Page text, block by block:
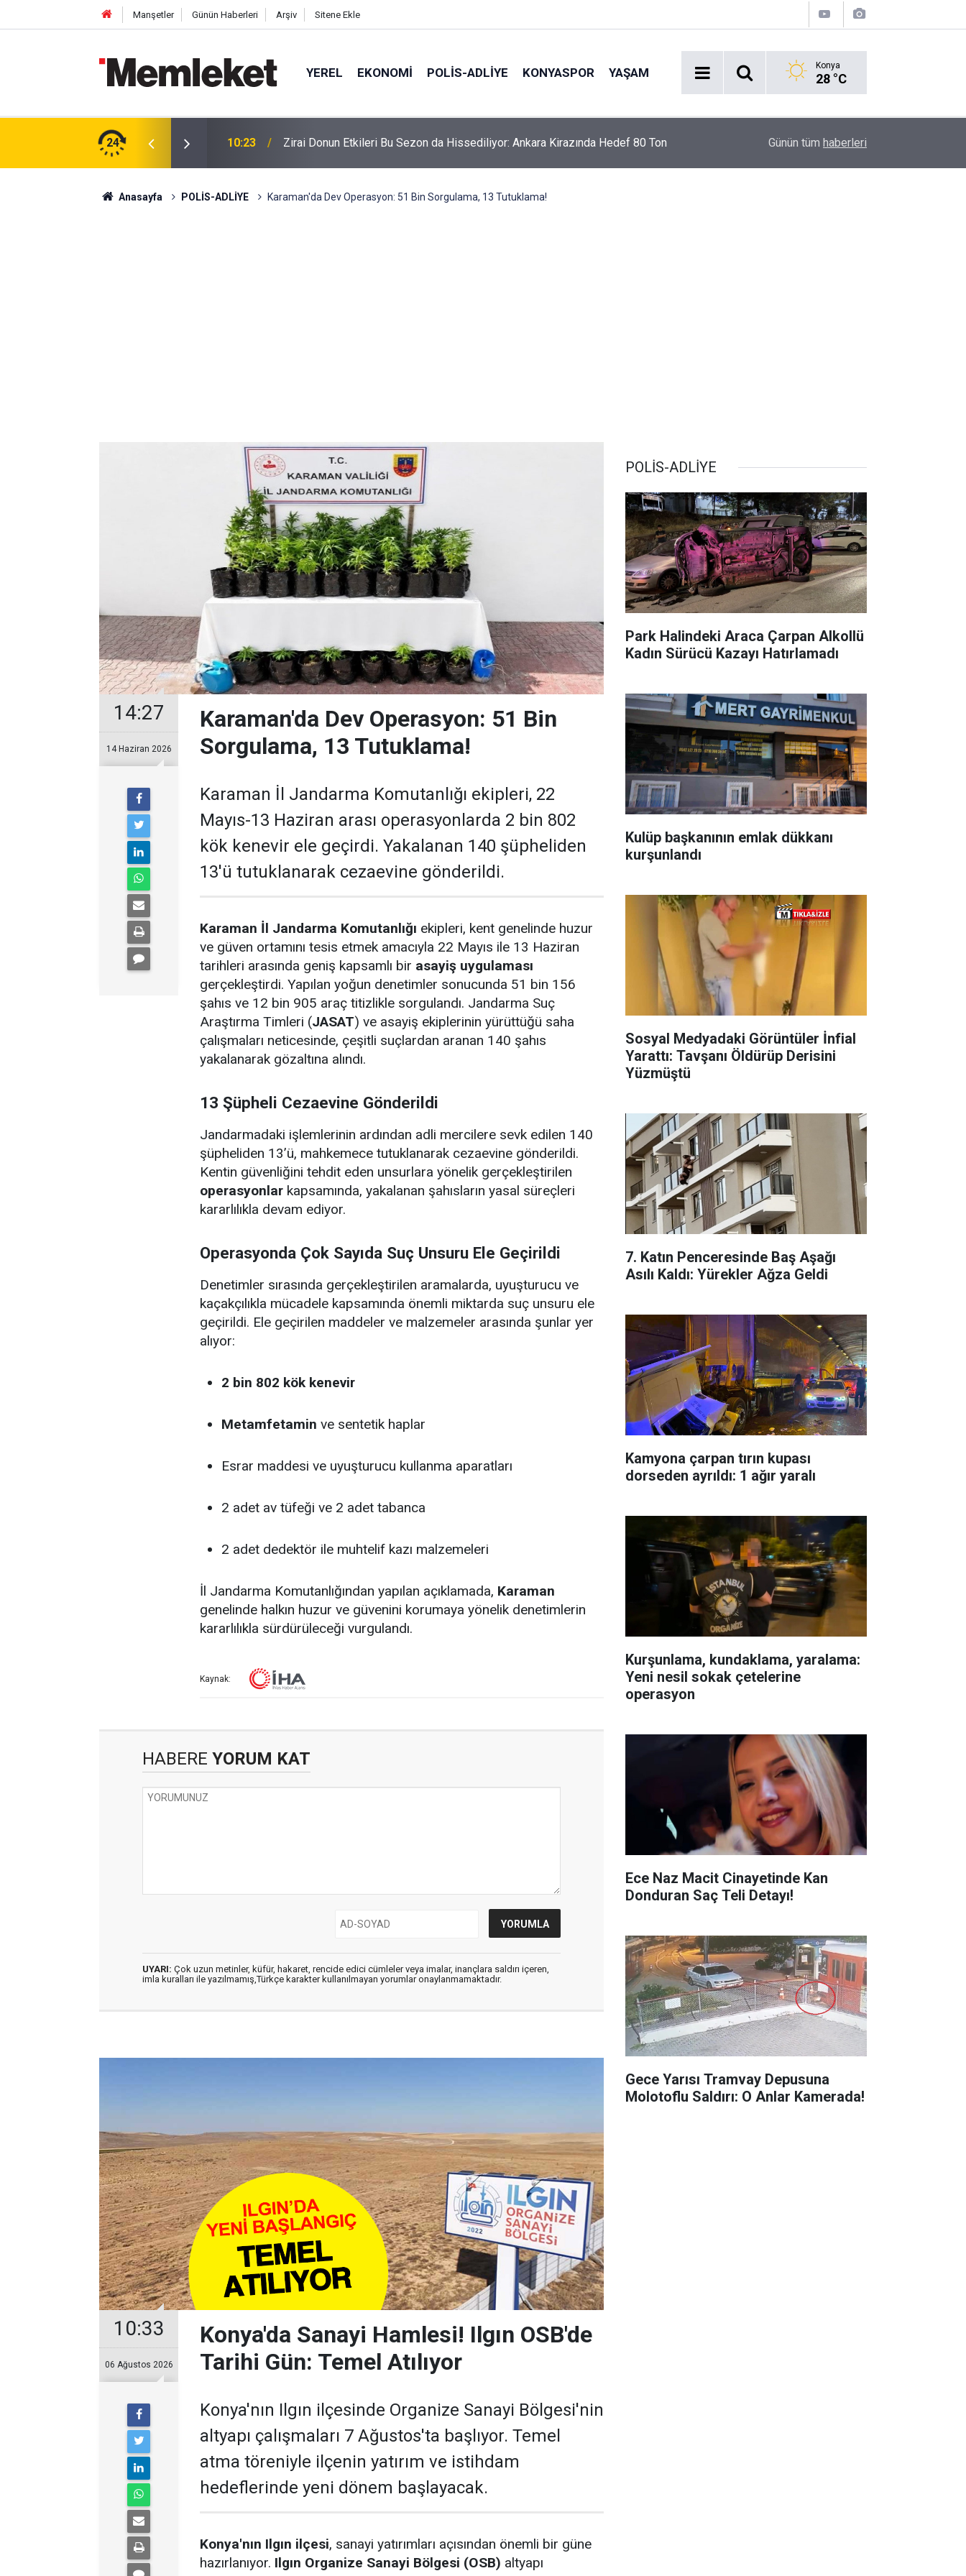
Manşetler Günün Haberleri Arşiv Sitene Ekle
YEREL EKONOMI POLİS-ADLİYE KONYASPOR YAŞAM Konya
28 °C
24
Ankara Kirazında Hedef 80 Ton 10:21 Tarihi Cihan Palas Oteli Yeniden Doğuyor Konya'da hafta sonu alarmı: Sıcaklık pik yapacak
Günün tüm haberleri
Anasayfa POLİS-ADLİYE Karaman'da Dev Operasyon: 51 Bin Sorgulama, 13 Tutuklama!
14:27
14 Haziran 2026
Karaman'da Dev Operasyon: 51 Bin
Sorgulama, 13 Tutuklama!
Karaman İl Jandarma Komutanlığı ekipleri, 22
Mayıs-13 Haziran arası operasyonlarda 2 bin 802
kök kenevir ele geçirdi. Yakalanan 140 şüpheliden
13'ü tutuklanarak cezaevine gönderildi.
Karaman İl Jandarma Komutanlığı ekipleri, kent genelinde huzur
ve güven ortamını tesis etmek amacıyla 22 Mayıs ile 13 Haziran
tarihleri arasında geniş kapsamlı bir asayiş uygulaması
gerçekleştirdi. Yapılan yoğun denetimler sonucunda 51 bin 156
şahıs ve 12 bin 905 araç titizlikle sorgulandı. Jandarma Suç
Araştırma Timleri (JASAT) ve asayiş ekiplerinin yürüttüğü saha
çalışmaları neticesinde, çeşitli suçlardan aranan 140 şahıs
yakalanarak gözaltına alındı.
13 Şüpheli Cezaevine Gönderildi
Jandarmadaki işlemlerinin ardından adli mercilere sevk edilen 140
şüpheliden 13’ü, mahkemece tutuklanarak cezaevine gönderildi.
Kentin güvenliğini tehdit eden unsurlara yönelik gerçekleştirilen
operasyonlar kapsamında, yakalanan şahısların yasal süreçleri
kararlılıkla devam ediyor.
Operasyonda Çok Sayıda Suç Unsuru Ele Geçirildi
Denetimler sırasında gerçekleştirilen aramalarda, uyuşturucu ve
kaçakçılıkla mücadele kapsamında önemli miktarda suç unsuru ele
geçirildi. Ele geçirilen maddeler ve malzemeler arasında şunlar yer
alıyor:
2 bin 802 kök kenevir
Metamfetamin ve sentetik haplar
Esrar maddesi ve uyuşturucu kullanma aparatları
2 adet av tüfeği ve 2 adet tabanca
2 adet dedektör ile muhtelif kazı malzemeleri
İl Jandarma Komutanlığından yapılan açıklamada, Karaman
genelinde halkın huzur ve güvenini korumaya yönelik denetimlerin
kararlılıkla sürdürüleceği vurgulandı.
Kaynak:
HABERE YORUM KAT
UYARI: Çok uzun metinler, küfür, hakaret, rencide edici cümleler veya imalar, inançlara saldırı içeren,
imla kuralları ile yazılmamış,Türkçe karakter kullanılmayan yorumlar onaylanmamaktadır.
10:33
06 Ağustos 2026
Konya'da Sanayi Hamlesi! Ilgın OSB'de
Tarihi Gün: Temel Atılıyor
Konya'nın Ilgın ilçesinde Organize Sanayi Bölgesi'nin
altyapı çalışmaları 7 Ağustos'ta başlıyor. Temel
atma töreniyle ilçenin yatırım ve istihdam
hedeflerinde yeni dönem başlayacak.
Konya'nın Ilgın ilçesi, sanayi yatırımları açısından önemli bir güne
hazırlanıyor. Ilgın Organize Sanayi Bölgesi (OSB) altyapı
POLİS-ADLİYE
Park Halindeki Araca Çarpan Alkollü
Kadın Sürücü Kazayı Hatırlamadı
Kulüp başkanının emlak dükkanı
kurşunlandı
Sosyal Medyadaki Görüntüler İnfial
Yarattı: Tavşanı Öldürüp Derisini
Yüzmüştü
7. Katın Penceresinde Baş Aşağı
Asılı Kaldı: Yürekler Ağza Geldi
Kamyona çarpan tırın kupası
dorseden ayrıldı: 1 ağır yaralı
Kurşunlama, kundaklama, yaralama:
Yeni nesil sokak çetelerine
operasyon
Ece Naz Macit Cinayetinde Kan
Donduran Saç Teli Detayı!
Gece Yarısı Tramvay Depusuna
Molotoflu Saldırı: O Anlar Kamerada!